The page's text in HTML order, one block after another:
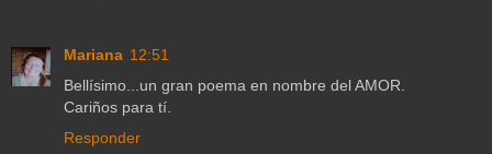
Mariana 12:51
Bellísimo...un gran poema en nombre del AMOR.
Cariños para tí.
Responder